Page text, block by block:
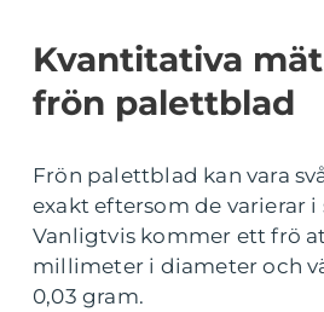
Kvantitativa
frön palettblad
Frön palettblad kan vara
exakt eftersom de varierar
Vanligtvis kommer ett frö
millimeter i diameter och
0,03 gram.